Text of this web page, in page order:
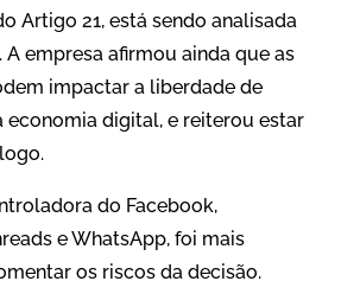
Artigo 21, está sendo analisada
empresa afirmou ainda que as
impactar a liberdade de
economia digital, e reiterou estar
do Facebook,
e WhatsApp, foi mais
os riscos da decisão.